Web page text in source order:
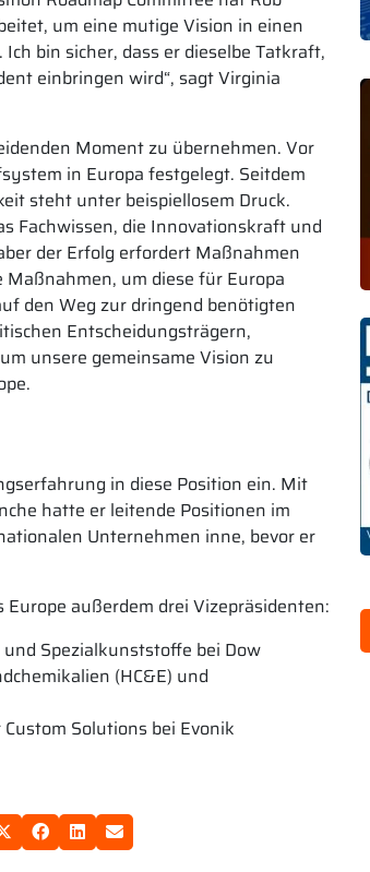
um eine mutige Vision in einen
bin sicher, dass er dieselbe Tatkraft,
einbringen wird“, sagt Virginia
Moment zu übernehmen. Vor
in Europa festgelegt. Seitdem
steht unter beispiellosem Druck.
Fachwissen, die Innovationskraft und
der Erfolg erfordert Maßnahmen
um diese für Europa
den Weg zur dringend benötigten
Entscheidungsträgern,
unsere gemeinsame Vision zu
in diese Position ein. Mit
hatte er leitende Positionen im
Unternehmen inne, bevor er
außerdem drei Vizepräsidenten:
Spezialkunststoffe bei Dow
(HC&E) und
Solutions bei Evonik